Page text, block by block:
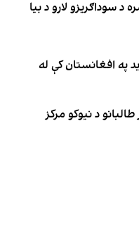
د سوداګریزو لارو د بیا
په افغانستان کې له
د نیوکو مرکز